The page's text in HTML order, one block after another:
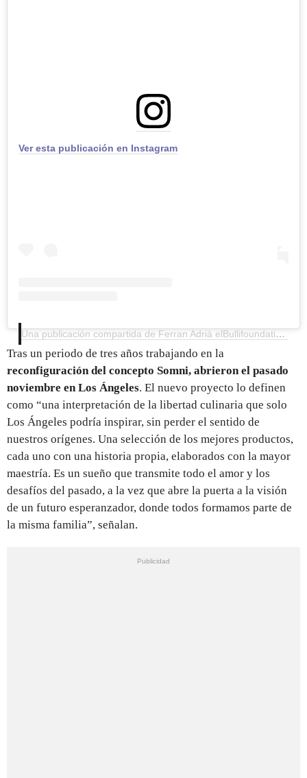
Ver esta publicación en Instagram
Una publicación compartida de Ferran Adrià elBullifoundation (@elbullifoundation_ferranadria)
Tras un periodo de tres años trabajando en la
reconfiguración del concepto Somni, abrieron el pasado
noviembre en Los Ángeles. El nuevo proyecto lo definen
como “una interpretación de la libertad culinaria que solo
Los Ángeles podría inspirar, sin perder el sentido de
nuestros orígenes. Una selección de los mejores productos,
cada uno con una historia propia, elaborados con la mayor
maestría. Es un sueño que transmite todo el amor y los
desafíos del pasado, a la vez que abre la puerta a la visión
de un futuro esperanzador, donde todos formamos parte de
la misma familia”, señalan.